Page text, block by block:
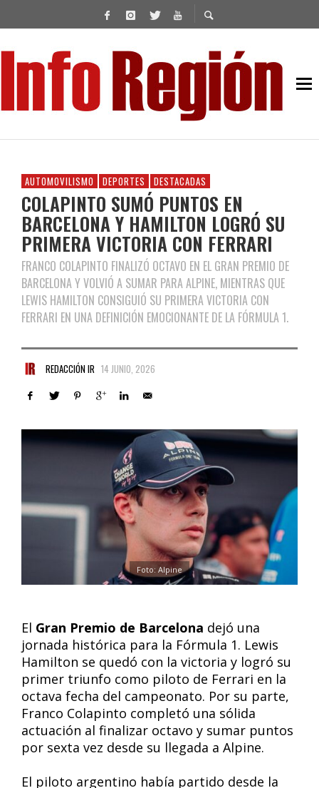
AUTOMOVILISMO DEPORTES DESTACADAS
COLAPINTO SUMÓ PUNTOS EN
BARCELONA Y HAMILTON LOGRÓ SU
PRIMERA VICTORIA CON FERRARI
FRANCO COLAPINTO FINALIZÓ OCTAVO EN EL GRAN PREMIO DE
BARCELONA Y VOLVIÓ A SUMAR PARA ALPINE, MIENTRAS QUE
LEWIS HAMILTON CONSIGUIÓ SU PRIMERA VICTORIA CON
FERRARI EN UNA DEFINICIÓN EMOCIONANTE DE LA FÓRMULA 1.
REDACCIÓN IR 14 JUNIO, 2026
Foto: Alpine
El Gran Premio de Barcelona dejó una
jornada histórica para la Fórmula 1. Lewis
Hamilton se quedó con la victoria y logró su
primer triunfo como piloto de Ferrari en la
octava fecha del campeonato. Por su parte,
Franco Colapinto completó una sólida
actuación al finalizar octavo y sumar puntos
por sexta vez desde su llegada a Alpine.
El piloto argentino había partido desde la